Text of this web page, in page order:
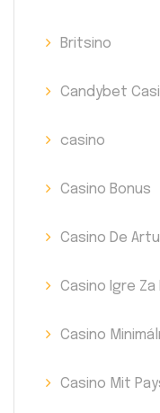
Britsino
Candybet
casino
Casino Bonus
Casino De
Casino Igre Za
Casino
Casino Mit